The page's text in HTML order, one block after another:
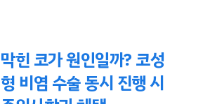
막힌 코가 원인일까? 코성
형 비염 수술 동시 진행 시